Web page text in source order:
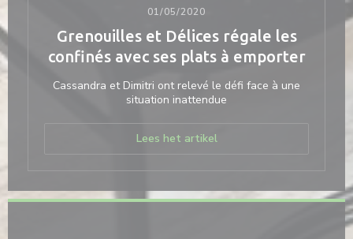
01/05/2020
Grenouilles et Délices régale les
confinés avec ses plats à emporter
Cassandra et Dimitri ont relevé le défi face à une
situation inattendue
Lees het artikel((opent in een nieuw